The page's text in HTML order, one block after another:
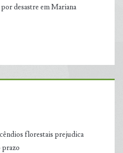
desastre em Mariana
florestais prejudica
prazo